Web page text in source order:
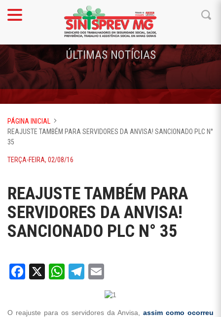
ÚLTIMAS NOTÍCIAS
PÁGINA INICIAL
REAJUSTE TAMBÉM PARA SERVIDORES DA ANVISA! SANCIONADO PLC N°
35
TERÇA-FEIRA, 02/08/16
REAJUSTE TAMBÉM PARA
SERVIDORES DA ANVISA!
SANCIONADO PLC N° 35
Facebook
X WhatsApp
Telegram
O reajuste para os servidores da Anvisa, assim como ocorreu